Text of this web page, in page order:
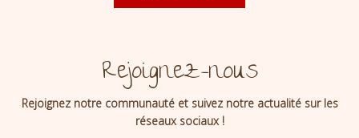
Rejoignez-nous
Rejoignez notre communauté et suivez notre actualité sur les
réseaux sociaux !